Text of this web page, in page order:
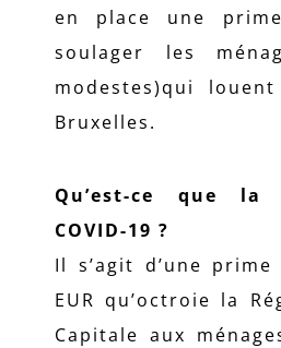
en place une
soulager les
modestes)qui
Bruxelles.
Qu’est-ce que la
COVID-19 ?
Il s’agit d’une
EUR qu’octroie la
Capitale aux